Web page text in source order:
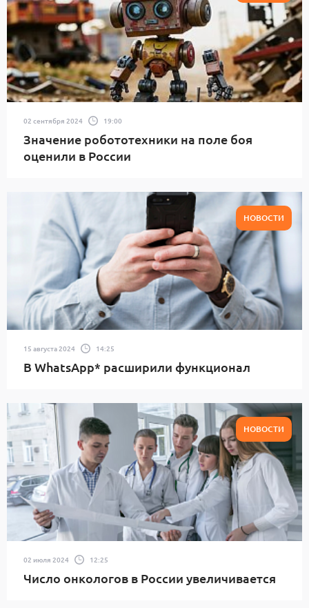
02 сентября 2024 19:00
Значение робототехники на поле боя
оценили в России
НОВОСТИ
15 августа 2024 14:25
В WhatsApp* расширили функционал
НОВОСТИ
02 июля 2024 12:25
Число онкологов в России увеличивается